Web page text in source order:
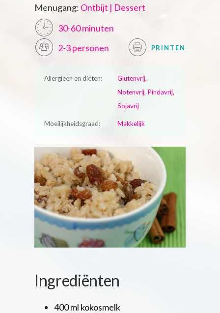
Menugang: Ontbijt | Dessert
30-60 minuten
2-3 personen
PRINTEN
Allergieën en diëten:
Glutenvrij,
Notenvrij, Pindavrij,
Sojavrij
Moeilijkheidsgraad: Makkelijk
Ingrediënten
400 ml kokosmelk